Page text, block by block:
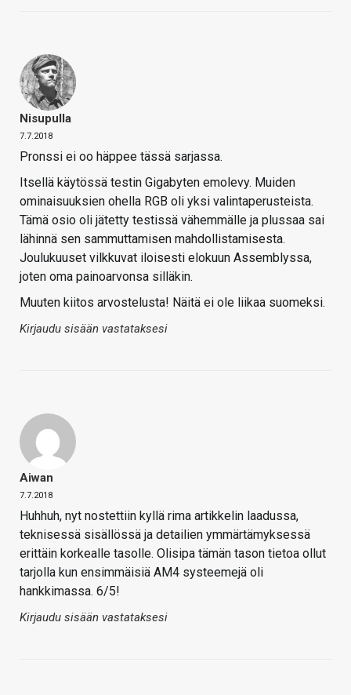
Nisupulla
7.7.2018
Pronssi ei oo häppee tässä sarjassa.
Itsellä käytössä testin Gigabyten emolevy. Muiden
ominaisuuksien ohella RGB oli yksi valintaperusteista.
Tämä osio oli jätetty testissä vähemmälle ja plussaa sai
lähinnä sen sammuttamisen mahdollistamisesta.
Joulukuuset vilkkuvat iloisesti elokuun Assemblyssa,
joten oma painoarvonsa silläkin.
Muuten kiitos arvostelusta! Näitä ei ole liikaa suomeksi.
Kirjaudu sisään vastataksesi
Aiwan
7.7.2018
Huhhuh, nyt nostettiin kyllä rima artikkelin laadussa,
teknisessä sisällössä ja detailien ymmärtämyksessä
erittäin korkealle tasolle. Olisipa tämän tason tietoa ollut
tarjolla kun ensimmäisiä AM4 systeemejä oli
hankkimassa. 6/5!
Kirjaudu sisään vastataksesi